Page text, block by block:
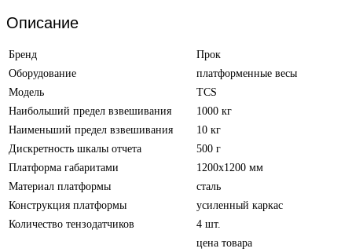
Описание
Бренд
Прок
Оборудование
платформенные весы
Модель
TCS
Наибольший предел взвешивания
1000 кг
Наименьший предел взвешивания
10 кг
Дискретность шкалы отчета
500 г
Платформа габаритами
1200х1200 мм
Материал платформы
сталь
Конструкция платформы
усиленный каркас
Количество тензодатчиков
4 шт.
цена товара